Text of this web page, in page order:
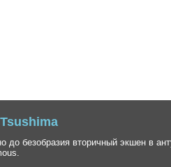
безобразия вторичный экшен в